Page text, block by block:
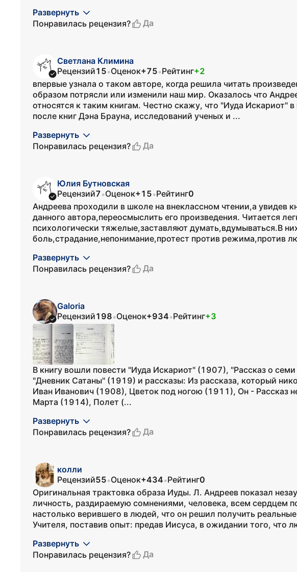
Развернуть
Понравилась рецензия?
Да
Светлана Климина
Рецензий15•Оценок+75•Рейтинг+2
впервые узнала о таком авторе, когда решила читать
образом потрясли или изменили наш мир. Оказалось что
относятся к таким книгам. Честно скажу, что "Иуда Искариот"
после книг Дэна Брауна, исследований ученых и ...
Развернуть
Понравилась рецензия?
Да
Юлия Бутновская
Рецензий7•Оценок+15•Рейтинг0
Андреева проходили в школе на внеклассном чтении,а увидев
данного автора,переосмыслить его произведения. Читается
психологически тяжелые,заставляют думать,вдумываться.В
боль,страдание,непонимание,протест против режима,против
Развернуть
Понравилась рецензия?
Да
Galoria
Рецензий198•Оценок+934•Рейтинг+3
В книгу вошли повести "Иуда Искариот" (1907), "Рассказ о
"Дневник Сатаны" (1919) и рассказы: Из рассказа, который
Иван Иванович (1908), Цветок под ногою (1911), Он - Рассказ
Марта (1914), Полет (...
Развернуть
Понравилась рецензия?
Да
колли
Рецензий55•Оценок+434•Рейтинг0
Оригинальная трактовка образа Иуды. Л. Андреев показал
личность, раздираемую сомнениями, человека, всем сердцем
настолько верившего в людей, что он решил получить
Учителя, поставив опыт: предав Иисуса, в ожидании того, что
Развернуть
Понравилась рецензия?
Да